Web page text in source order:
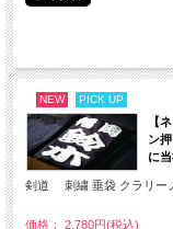
NEW PICK UP
【
ン
に
剣道 刺繍 垂袋 クラリー
価格： 2,780円(税込)